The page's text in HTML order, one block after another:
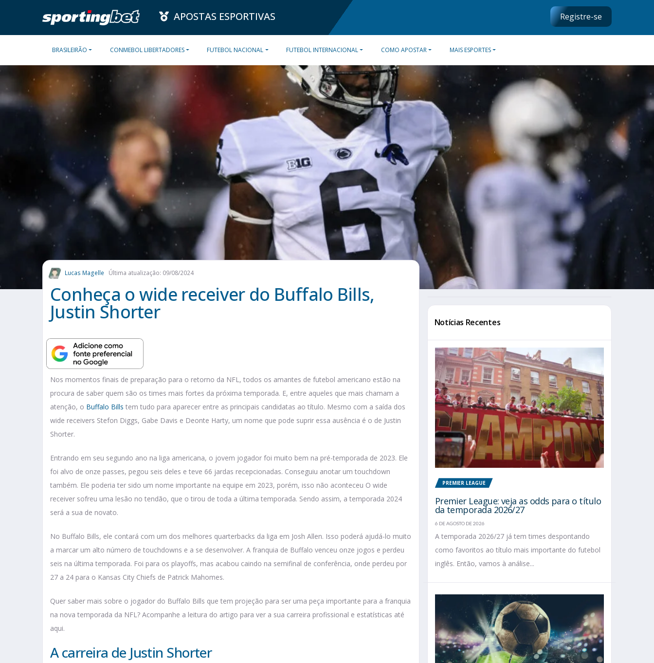
APOSTAS ESPORTIVAS Registre-se
BRASILEIRÃO CONMEBOL LIBERTADORES FUTEBOL NACIONAL FUTEBOL INTERNACIONAL COMO APOSTAR MAIS ESPORTES
Lucas Magelle Última atualização: 09/08/2024
Conheça o wide receiver do Buffalo Bills,
Justin Shorter
Nos momentos finais de preparação para o retorno da NFL, todos os amantes de futebol americano estão na
procura de saber quem são os times mais fortes da próxima temporada. E, entre aqueles que mais chamam a
atenção, o Buffalo Bills tem tudo para aparecer entre as principais candidatas ao título. Mesmo com a saída dos
wide receivers Stefon Diggs, Gabe Davis e Deonte Harty, um nome que pode suprir essa ausência é o de Justin
Shorter.
Entrando em seu segundo ano na liga americana, o jovem jogador foi muito bem na pré-temporada de 2023. Ele
foi alvo de onze passes, pegou seis deles e teve 66 jardas recepcionadas. Conseguiu anotar um touchdown
também. Ele poderia ter sido um nome importante na equipe em 2023, porém, isso não aconteceu O wide
receiver sofreu uma lesão no tendão, que o tirou de toda a última temporada. Sendo assim, a temporada 2024
será a sua de novato.
No Buffalo Bills, ele contará com um dos melhores quarterbacks da liga em Josh Allen. Isso poderá ajudá-lo muito
a marcar um alto número de touchdowns e a se desenvolver. A franquia de Buffalo venceu onze jogos e perdeu
seis na última temporada. Foi para os playoffs, mas acabou caindo na semifinal de conferência, onde perdeu por
27 a 24 para o Kansas City Chiefs de Patrick Mahomes.
Quer saber mais sobre o jogador do Buffalo Bills que tem projeção para ser uma peça importante para a franquia
na nova temporada da NFL? Acompanhe a leitura do artigo para ver a sua carreira profissional e estatísticas até
aqui.
A carreira de Justin Shorter
Notícias Recentes
PREMIER LEAGUE
Premier League: veja as odds para o título
da temporada 2026/27
6 DE AGOSTO DE 2026
A temporada 2026/27 já tem times despontando
como favoritos ao título mais importante do futebol
inglês. Então, vamos à análise...